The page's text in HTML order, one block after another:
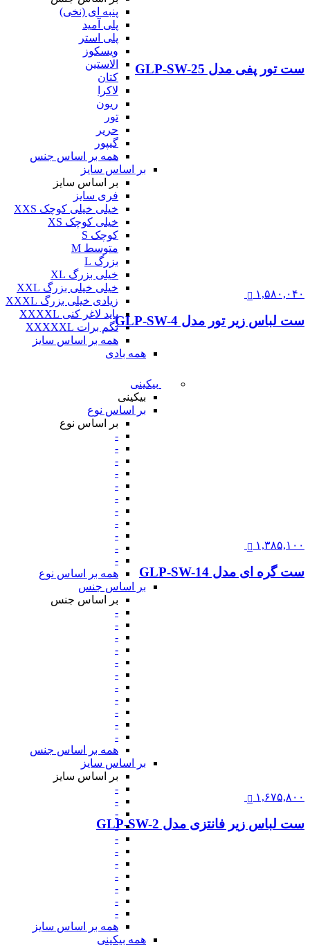
پنبه ای (نخی)
پلی آمید
پلی استر
ویسکوز
الاستین
کتان
لاکرا
ریون
تور
حریر
گیپور
همه بر اساس جنس
بر اساس سایز
بر اساس سایز
فری سایز
خیلی خیلی کوچک XXS
خیلی کوچک XS
کوچک S
متوسط M
بزرگ L
خیلی بزرگ XL
خیلی خیلی بزرگ XXL
زیادی خیلی بزرگ XXXL
باید لاغر کنی XXXXL
نگم برات XXXXXL
همه بر اساس سایز
همه بادی
بیکینی
بیکینی
بر اساس نوع
بر اساس نوع
-
-
-
-
-
-
-
-
-
-
-
همه بر اساس نوع
بر اساس جنس
بر اساس جنس
-
-
-
-
-
-
-
-
-
-
-
همه بر اساس جنس
بر اساس سایز
بر اساس سایز
-
-
-
-
-
-
-
-
-
-
-
همه بر اساس سایز
همه بیکینی
ست تور پفی مدل GLP-SW-25
۱,۵۸۰,۰۴۰
ست لباس زیر تور مدل GLP-SW-4
۱,۳۸۵,۱۰۰
ست گره ای مدل GLP-SW-14
۱,۶۷۵,۸۰۰
ست لباس زیر فانتزی مدل GLP-SW-2